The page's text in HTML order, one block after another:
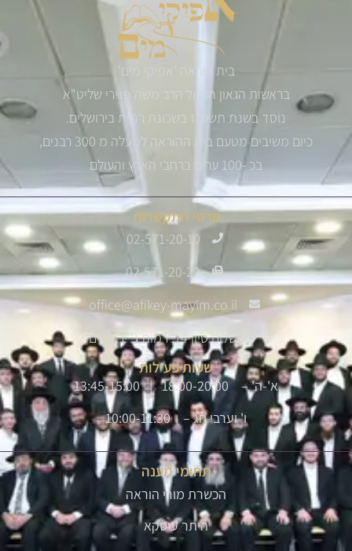
בית הוראה 'אפיקי מים'
בראשות הגאון הגדול הרב משה פנירי שליט"א
נוסד בשנת תשס"ז בשכונת רמות בירושלים.
כיום משיבים מטעם בית ההוראה למעלה מ 300 רבנים,
בכ -100 ערים ברחבי הארץ והעולם
פרטי התקשרות
02-571-20-10
02-571-20-22
office@afikey-mayim.co.il
שלום סיון 14, רמות ג' ירושלים
שעות פעילות
א'-ה' – 18:00-20:00 | 13:45-15:00
ו' וערבי חג – 10:00-11:30
תחומי מענה
הכשרת מורי הוראה
היתר עיסקא